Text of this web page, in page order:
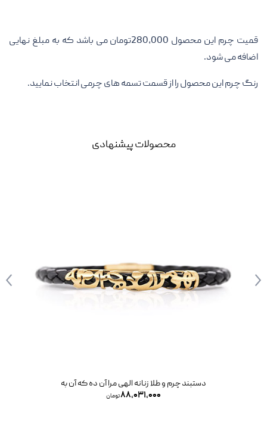
قمیت چرم این محصول 280,000تومان می باشد که به مبلغ نهایی
اضافه می شود.
رنگ چرم این محصول را از قسمت تسمه های چرمی انتخاب نمایید.
محصولات پیشنهادی
دستبند چرم و طلا زنانه کارتیه سفید
۲۸,۶۷۱,۰۰۰